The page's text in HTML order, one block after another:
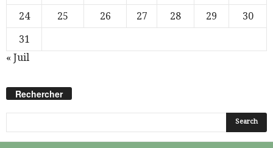
24
25 26 27 28 29
30
31
« Juil
Rechercher